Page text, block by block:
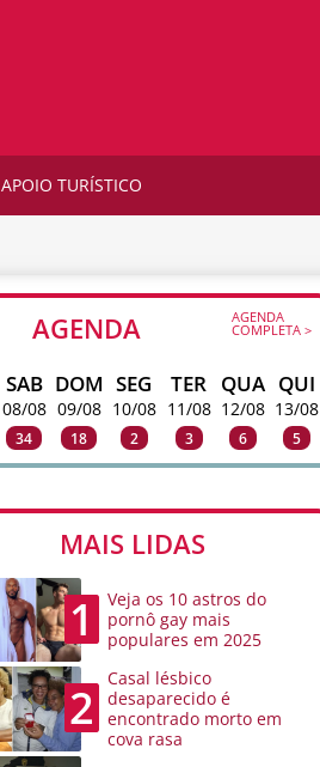
APOIO TURÍSTICO
AGENDA AGENDA
COMPLETA >
SAB
08/08
34
DOM
09/08
18
SEG
10/08
2
TER
11/08
3
QUA
12/08
6
QUI
13/08
5
MAIS LIDAS
1
Veja os 10 astros do
pornô gay mais
populares em 2025
2
Casal lésbico
desaparecido é
encontrado morto em
cova rasa